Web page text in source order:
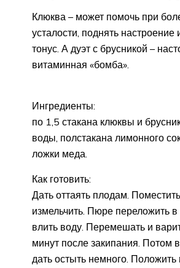
Клюква – может помочь при
усталости, поднять настроение
тонус. А дуэт с брусникой –
витаминная «бомба».
Ингредиенты:
по 1,5 стакана клюквы и
воды, полстакана лимонного
ложки меда.
Как готовить:
Дать оттаять плодам.
измельчить. Пюре переложить
влить воду. Перемешать и
минут после закипания. Потом
дать остыть немного. Положить